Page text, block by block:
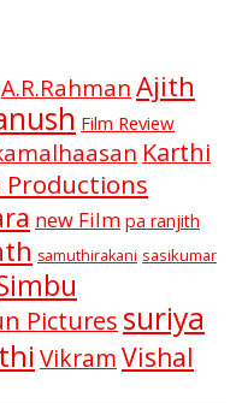
A.R.Rahman Ajith
Film Review
Karthi
Productions
new Film pa ranjith
samuthirakani sasikumar
Pictures suriya
VikramVishal